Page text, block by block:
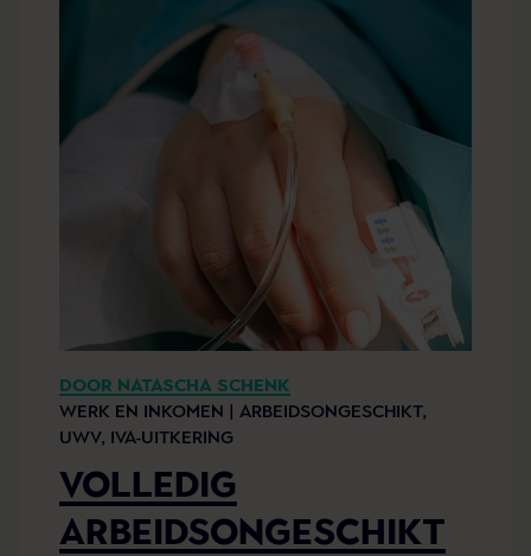
DOOR NATASCHA SCHENK
WERK EN INKOMEN |
ARBEIDSONGESCHIKT,
UWV, IVA-UITKERING
VOLLEDIG
ARBEIDSONGESCHIKT